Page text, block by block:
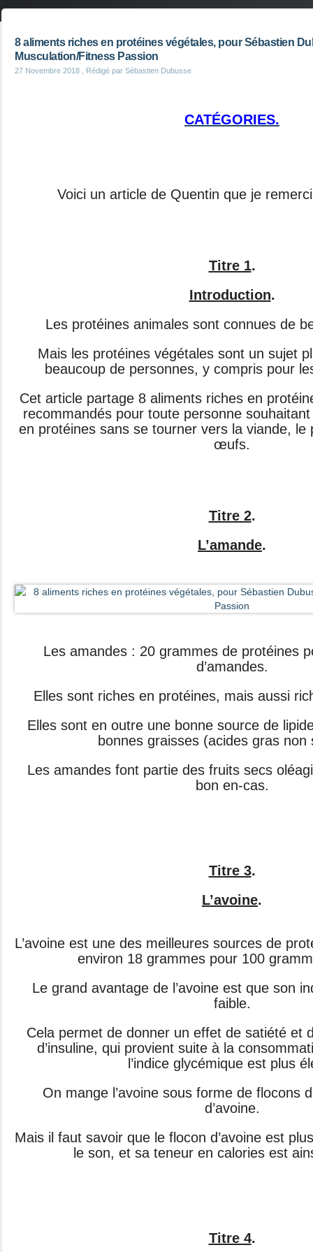
8 aliments riches en protéines végétales, pour Sébastien
Musculation/Fitness Passion
27 Novembre 2018 , Rédigé par Sébastien Dubusse
CATÉGORIES.
Voici un article de Quentin que je
Titre 1.
Introduction.
Les protéines animales sont connues de
Mais les protéines végétales sont un sujet
beaucoup de personnes, y compris pour
Cet article partage 8 aliments riches en
recommandés pour toute personne
en protéines sans se tourner vers la viande, le
œufs.
Titre 2.
L’amande.
Les amandes : 20 grammes de protéines
d’amandes.
Elles sont riches en protéines, mais aussi
Elles sont en outre une bonne source de
bonnes graisses (acides gras non
Les amandes font partie des fruits secs
bon en-cas.
Titre 3.
L’avoine.
L’avoine est une des meilleures sources de
environ 18 grammes pour 100
Le grand avantage de l’avoine est que son
faible.
Cela permet de donner un effet de satiété et
d’insuline, qui provient suite à la
l’indice glycémique est plus
On mange l’avoine sous forme de flocons
d’avoine.
Mais il faut savoir que le flocon d’avoine est
le son, et sa teneur en calories est
Titre 4.